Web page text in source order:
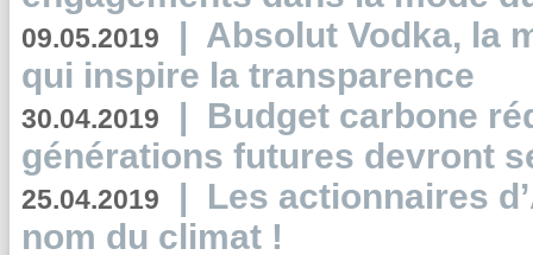
09.05.2019 | Absolut Vodka, la
qui inspire la transparence
30.04.2019 | Budget carbone
générations futures devront
25.04.2019 | Les actionnaires
nom du climat !